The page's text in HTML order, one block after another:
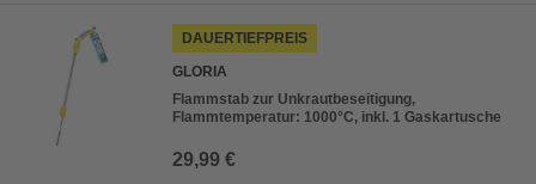
Bewertung
DAUERTIEFPREIS
GLORIA
Flammstab zur Unkrautbeseitigung,
Flammtemperatur: 1000°C, inkl. 1 Gaskartusche
29,99 €